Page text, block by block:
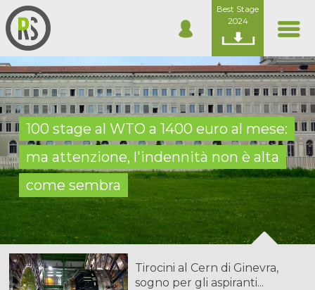
Best Stage
2024
100 stage al WTO a 1400 euro al mese:
ma attenzione, l'indennità non è alta
come sembra
Tirocini al Cern di Ginevra,
sogno per gli aspiranti...